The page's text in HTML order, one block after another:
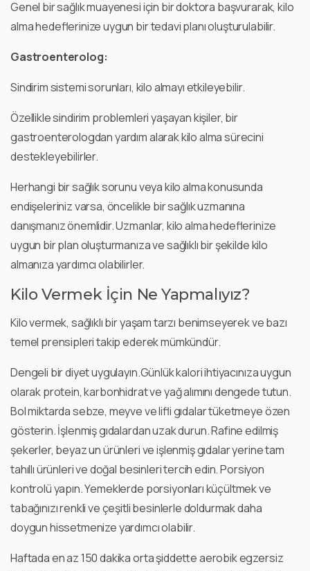
Genel bir sağlık muayenesi için bir doktora başvurarak, kilo
alma hedeflerinize uygun bir tedavi planı oluşturulabilir.
Gastroenterolog:
Sindirim sistemi sorunları, kilo almayı etkileyebilir.
Özellikle sindirim problemleri yaşayan kişiler, bir
gastroenterologdan yardım alarak kilo alma sürecini
destekleyebilirler.
Herhangi bir sağlık sorunu veya kilo alma konusunda
endişeleriniz varsa, öncelikle bir sağlık uzmanına
danışmanız önemlidir. Uzmanlar, kilo alma hedeflerinize
uygun bir plan oluşturmanıza ve sağlıklı bir şekilde kilo
almanıza yardımcı olabilirler.
Kilo Vermek İçin Ne Yapmalıyız?
Kilo vermek, sağlıklı bir yaşam tarzı benimseyerek ve bazı
temel prensipleri takip ederek mümkündür.
Dengeli bir diyet uygulayın.Günlük kalori ihtiyacınıza uygun
olarak protein, karbonhidrat ve yağ alımını dengede tutun.
Bol miktarda sebze, meyve ve lifli gıdalar tüketmeye özen
gösterin. İşlenmiş gıdalardan uzak durun. Rafine edilmiş
şekerler, beyaz un ürünleri ve işlenmiş gıdalar yerine tam
tahıllı ürünleri ve doğal besinleri tercih edin. Porsiyon
kontrolü yapın. Yemeklerde porsiyonları küçültmek ve
tabağınızı renkli ve çeşitli besinlerle doldurmak daha
doygun hissetmenize yardımcı olabilir.
Haftada en az 150 dakika orta şiddette aerobik egzersiz